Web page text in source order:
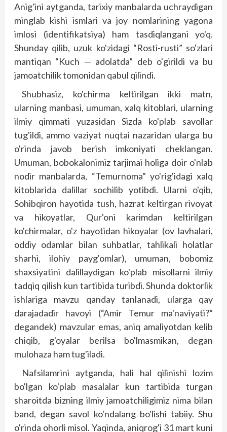
Anig'ini aytganda, tarixiy manbalarda uchraydigan
minglab kishi ismlari va joy nomlarining yagona
imlosi (identifikatsiya) ham tasdiqlangani yo'q.
Shunday qilib, uzuk ko'zidagi “Rosti-rusti” so'zlari
mantiqan “Kuch — adolatda” deb o'girildi va bu
jamoatchilik tomonidan qabul qilindi.
Shubhasiz, ko'chirma keltirilgan ikki matn,
ularning manbasi, umuman, xalq kitoblari, ularning
ilmiy qimmati yuzasidan Sizda ko'p­lab savollar
tug'ildi, ammo vaziyat nuqtai nazaridan ularga bu
o'rinda javob berish imkoniyati cheklangan.
Umuman, bobokalonimiz tarjimai holiga doir o'nlab
nodir manbalarda, “Temurnoma” yo'rig'idagi xalq
kitoblarida dalillar sochilib yotibdi. Ularni o'qib,
Sohibqiron hayotida tush, hazrat keltirgan rivoyat
va hikoyatlar, Qur'oni karimdan keltirilgan
ko'chirmalar, o'z hayotidan hikoyalar (ov lavhalari,
oddiy odamlar bilan suhbatlar, tahlikali holatlar
sharhi, ilohiy payg'omlar), umuman, bobomiz
shaxsiyatini dalillaydigan ko'plab misollarni ilmiy
tadqiq qilish kun tartibida turibdi. Shunda doktorlik
ishlariga mavzu qanday tanlanadi, ularga qay
darajadadir havoyi (“Amir Temur ma'naviyati?”
degandek) mavzular emas, aniq amaliyotdan kelib
chiqib, g'oyalar berilsa bo'lmasmikan, degan
mulohaza ham tug'iladi.
Nafsilamrini aytganda, hali hal qilinishi lozim
bo'lgan ko'plab masalalar kun tartibida turgan
sharoitda bizning ilmiy jamoatchiligimiz nima bilan
band, degan savol ko'ndalang bo'lishi tabiiy. Shu
o'rinda ohorli misol. Yaqinda, aniqrog'i 31 mart kuni